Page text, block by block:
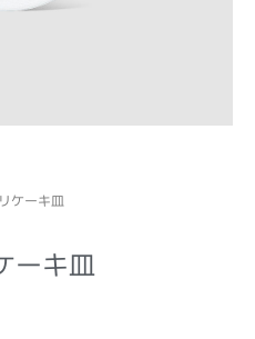
ケーキ皿
ーキ皿